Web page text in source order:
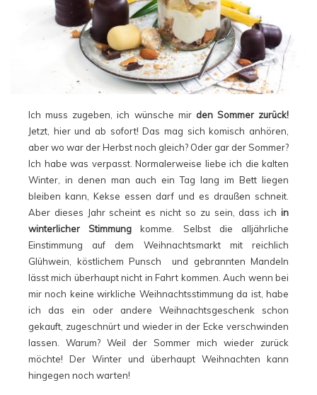
Ich muss zugeben, ich wünsche mir den Sommer zurück!
Jetzt, hier und ab sofort! Das mag sich komisch anhören,
aber wo war der Herbst noch gleich? Oder gar der Sommer?
Ich habe was verpasst. Normalerweise liebe ich die kalten
Winter, in denen man auch ein Tag lang im Bett liegen
bleiben kann, Kekse essen darf und es draußen schneit.
Aber dieses Jahr scheint es nicht so zu sein, dass ich in
winterlicher Stimmung komme. Selbst die alljährliche
Einstimmung auf dem Weihnachtsmarkt mit reichlich
Glühwein, köstlichem Punsch und gebrannten Mandeln
lässt mich überhaupt nicht in Fahrt kommen. Auch wenn bei
mir noch keine wirkliche Weihnachtsstimmung da ist, habe
ich das ein oder andere Weihnachtsgeschenk schon
gekauft, zugeschnürt und wieder in der Ecke verschwinden
lassen. Warum? Weil der Sommer mich wieder zurück
möchte! Der Winter und überhaupt Weihnachten kann
hingegen noch warten!